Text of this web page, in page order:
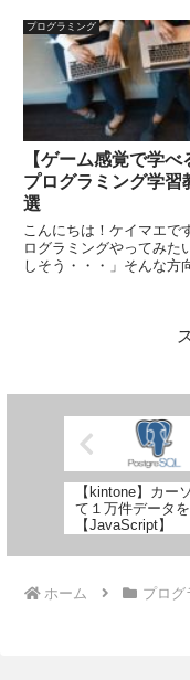
ったCSSプロパティを共
いと思います！CSS勉強
や、復習がてらのチェッ
などで見ていただけ...
プログラミング
【ゲーム感覚で学べ
プログラミング学習
選
こんにちは！ケイマエで
ログラミングやってみた
しそう・・・」そんな方
さそうなものがあれば追
【kintone】カー
て１万件データ
【JavaScript】
ホーム プログ